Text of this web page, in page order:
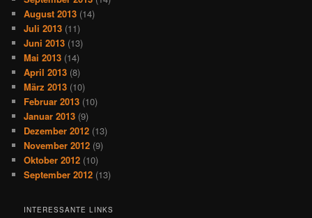
August 2013 (14)
Juli 2013 (11)
Juni 2013 (13)
Mai 2013 (14)
April 2013 (8)
März 2013 (10)
Februar 2013 (10)
Januar 2013 (9)
Dezember 2012 (13)
November 2012 (9)
Oktober 2012 (10)
September 2012 (13)
INTERESSANTE LINKS